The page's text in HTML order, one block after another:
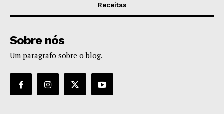
Receitas
Sobre nós
Um paragrafo sobre o blog.